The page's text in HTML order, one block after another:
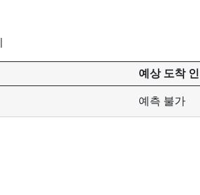
예상 도착
예측 불가